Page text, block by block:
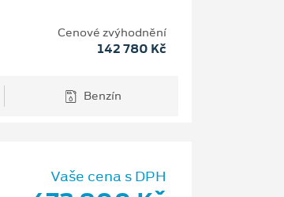
Cenové zvýhodnění
142 780 Kč
Benzín
Vaše cena s DPH